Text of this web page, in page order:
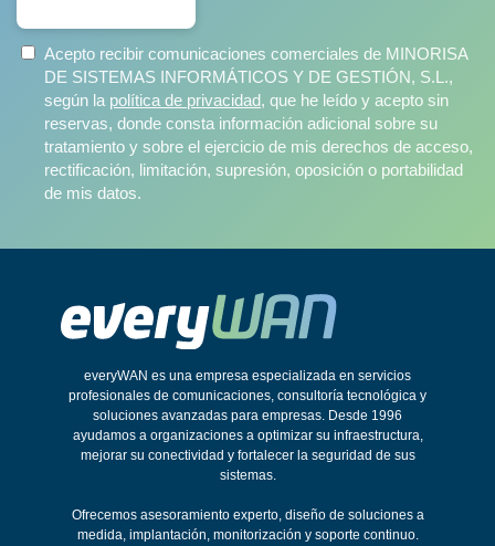
Acepto recibir comunicaciones comerciales de MINORISA
DE SISTEMAS INFORMÁTICOS Y DE GESTIÓN, S.L.,
según la política de privacidad, que he leído y acepto sin
reservas, donde consta información adicional sobre su
tratamiento y sobre el ejercicio de mis derechos de acceso,
rectificación, limitación, supresión, oposición o portabilidad
de mis datos.
everyWAN es una empresa especializada en servicios
profesionales de comunicaciones, consultoría tecnológica y
soluciones avanzadas para empresas. Desde 1996
ayudamos a organizaciones a optimizar su infraestructura,
mejorar su conectividad y fortalecer la seguridad de sus
sistemas.
Ofrecemos asesoramiento experto, diseño de soluciones a
medida, implantación, monitorización y soporte continuo.